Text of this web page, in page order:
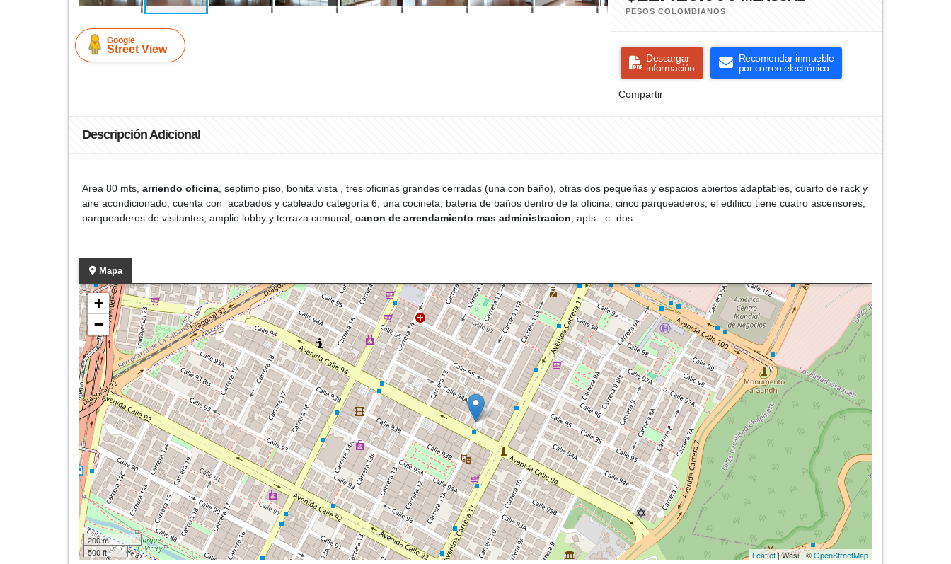
Google
Street View
PESOS COLOMBIANOS
Descargar
información
Recomendar inmueble
por correo electrónico
Compartir
Descripción Adicional
Area 80 mts, arriendo oficina , septimo piso, bonita vista , tres oficinas grandes cerradas (una con baño), otras dos pequeñas y espacios abiertos adaptables, cuarto de rack y
aire acondicionado, cuenta con acabados y cableado categoría 6, una cocineta, bateria de baños dentro de la oficina, cinco parqueaderos, el edifiico tiene cuatro ascensores,
parqueaderos de visitantes, amplio lobby y terraza comunal, canon de arrendamiento mas administracion , apts - c- dos
Mapa
+
−
200 m
500 ft
Leaflet| Wasi - ©OpenStreetMap